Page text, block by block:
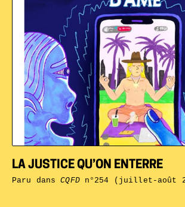
LA JUSTICE QU’ON ENTERRE
Paru dansCQFDn°254 (juillet-août